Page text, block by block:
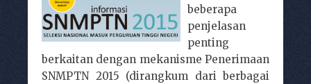
beberapa
penjelasan
penting
berkaitan dengan mekanisme Penerimaan
SNMPTN 2015 (dirangkum dari berbagai